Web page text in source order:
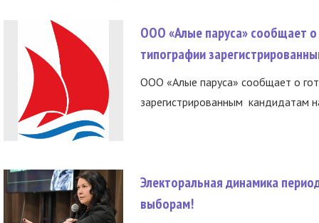
ООО «Алые паруса» сообщает о
типографии
ООО «Алые паруса» сообщает о
зарегистрированным кандидатам
Электоральная динамика
выборам!